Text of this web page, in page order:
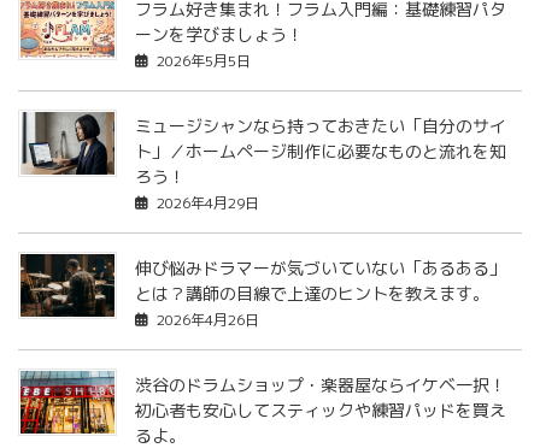
フラム好き集まれ！フラム入門編：基礎練習パタ
ーンを学びましょう！
2026年5月5日
ミュージシャンなら持っておきたい「自分のサイ
ト」／ホームページ制作に必要なものと流れを知
ろう！
2026年4月29日
伸び悩みドラマーが気づいていない「あるある」
とは？講師の目線で上達のヒントを教えます。
2026年4月26日
渋谷のドラムショップ・楽器屋ならイケベ一択！
初心者も安心してスティックや練習パッドを買え
るよ。